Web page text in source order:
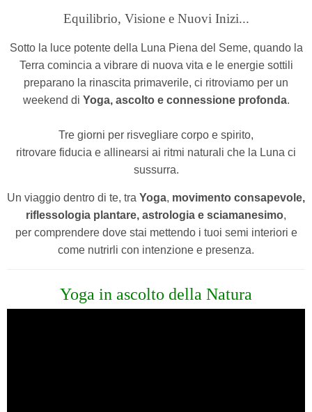
Equilibrio, Visione e Nuovi Inizi...
Sotto la luce potente della Luna Piena del Seme, quando la
Terra comincia a vibrare di nuova vita e le energie sottili
preparano la rinascita primaverile, ci ritroviamo per un
weekend di Yoga, ascolto e connessione profonda.
Tre giorni per risvegliare corpo e spirito,
ritrovare fiducia e allinearsi ai ritmi naturali che la Luna ci
sussurra.
Un viaggio dentro di te, tra Yoga, movimento consapevole,
riflessologia plantare, astrologia e sciamanesimo,
per comprendere dove stai mettendo i tuoi semi interiori e
come nutrirli con intenzione e presenza.
Yoga in ascolto della Natura